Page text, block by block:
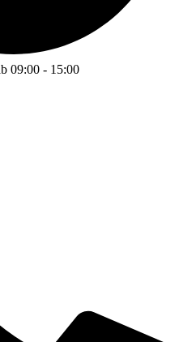
09:00 - 15:00